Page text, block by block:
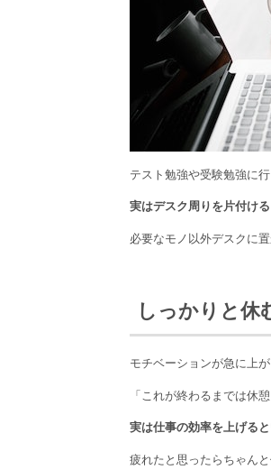
テスト勉強や受験勉強に
実はデスク周りを片付け
必要なモノ以外デスクに
しっかりと休
モチベーションが急に上
「これが終わるまでは休
実は仕事の効率を上げる
疲れたと思ったらちゃん